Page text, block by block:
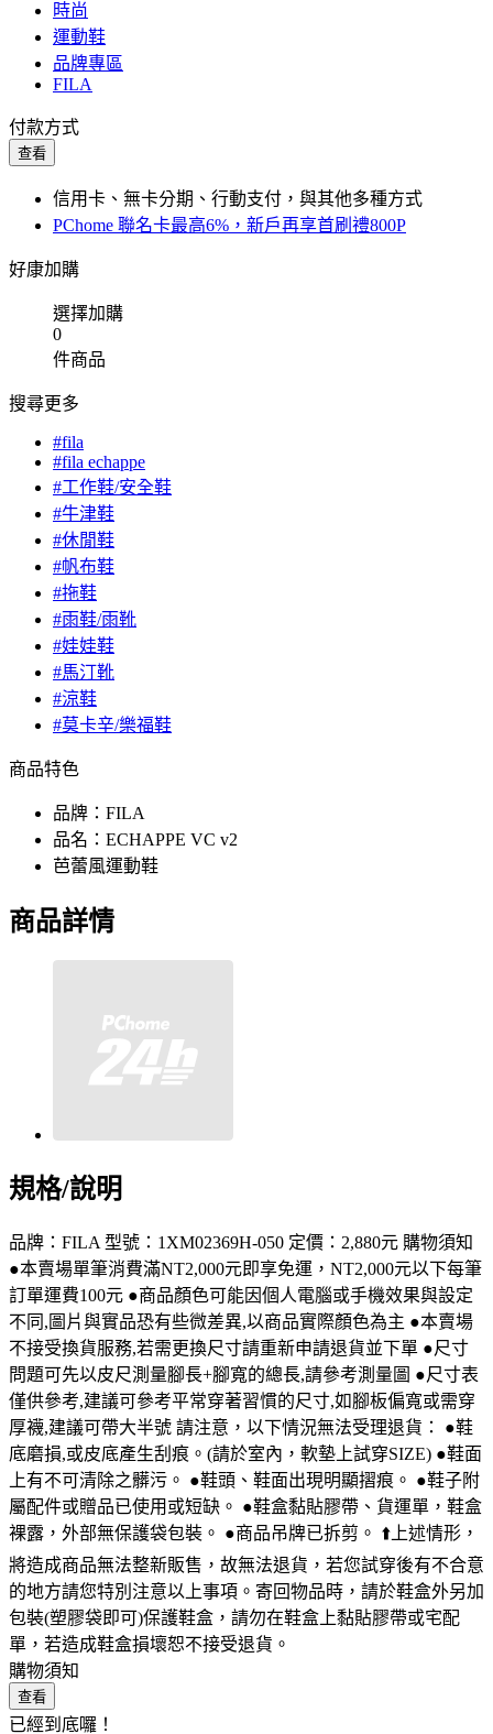
時尚
運動鞋
品牌專區
FILA
付款方式
查看
信用卡、無卡分期、行動支付，與其他多種方式
PChome 聯名卡最高6%，新戶再享首刷禮800P
好康加購
選擇加購
0
件商品
搜尋更多
#fila
#fila echappe
#工作鞋/安全鞋
#牛津鞋
#休閒鞋
#帆布鞋
#拖鞋
#雨鞋/雨靴
#娃娃鞋
#馬汀靴
#涼鞋
#莫卡辛/樂福鞋
商品特色
品牌：FILA
品名：ECHAPPE VC v2
芭蕾風運動鞋
商品詳情
規格/說明
品牌：FILA 型號：1XM02369H-050 定價：2,880元 購物須知
●本賣場單筆消費滿NT2,000元即享免運，NT2,000元以下每筆
訂單運費100元 ●商品顏色可能因個人電腦或手機效果與設定
不同,圖片與實品恐有些微差異,以商品實際顏色為主 ●本賣場
不接受換貨服務,若需更換尺寸請重新申請退貨並下單 ●尺寸
問題可先以皮尺測量腳長+腳寬的總長,請參考測量圖 ●尺寸表
僅供參考,建議可參考平常穿著習慣的尺寸,如腳板偏寬或需穿
厚襪,建議可帶大半號 請注意，以下情況無法受理退貨： ●鞋
底磨損,或皮底產生刮痕。(請於室內，軟墊上試穿SIZE) ●鞋面
上有不可清除之髒污。 ●鞋頭、鞋面出現明顯摺痕。 ●鞋子附
屬配件或贈品已使用或短缺。 ●鞋盒黏貼膠帶、貨運單，鞋盒
裸露，外部無保護袋包裝。 ●商品吊牌已拆剪。 ⬆️上述情形，
將造成商品無法整新販售，故無法退貨，若您試穿後有不合意
的地方請您特別注意以上事項。寄回物品時，請於鞋盒外另加
包裝(塑膠袋即可)保護鞋盒，請勿在鞋盒上黏貼膠帶或宅配
單，若造成鞋盒損壞恕不接受退貨。
購物須知
查看
已經到底囉！